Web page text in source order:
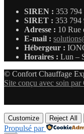
SIREN : 353 794
SIRET : 353 794
Adresse : 10 Rue
E-mail :
Hébergeur :
Horaires : Lun –
© Confort Chauffage
Site conçu avec soin
Customize Reject All
Propulsé par